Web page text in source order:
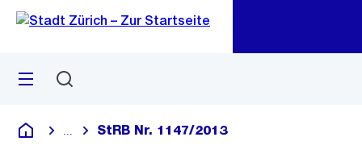
Navigation
Sprunglink
Menü
Deutsch
Blende alle Breadcrumbs ein
StRB Nr. 1147/2013